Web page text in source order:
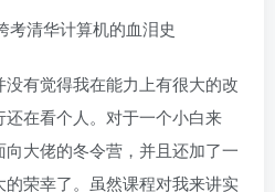
有觉得我在能力上有很大的改
在看个人。对于一个小白来
大佬的冬令营，并且还加了一
荣幸了。虽然课程对我来讲实